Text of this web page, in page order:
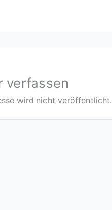
verfassen
wird nicht veröffentlicht.